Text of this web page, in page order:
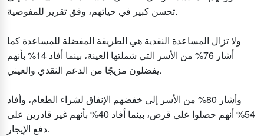
تحسن كبير في حياتهم، وفق تقرير للمفوضية.
ولا تزال المساعدة النقدية هي الطريقة المفضلة للمساعدة كما
أشار 76% من الأسر التي شملتها العينة، بينما أفاد 14% بأنهم
يفضلون مزيجًا من الدعم النقدي والعيني.
وأشار 80% من الأسر إلى خفضهم الإنفاق لشراء الطعام، وأفاد
54% أنهم حصلوا على قرض، بينما أفاد 40% بأنهم غير قادرين على
دفع الإيجار.